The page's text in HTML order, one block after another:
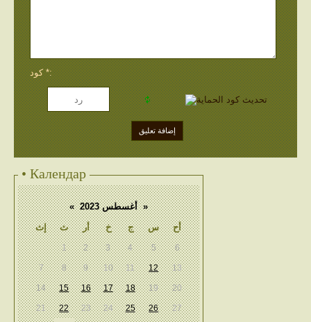
كود *:
• Календар
« أغسطس 2023 »
إث
ث أر خ ج س أح
1 2 3 4 5 6
7 8 9 10 11 12 13
14 15 16 17 18 19 20
21 22 23 24 25 26 27